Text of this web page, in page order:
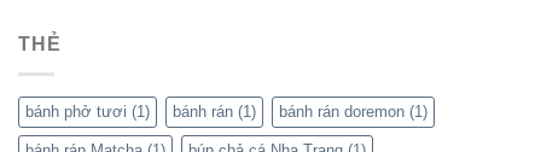
THẺ
bánh phở tươi (1) bánh rán (1) bánh rán doremon (1)